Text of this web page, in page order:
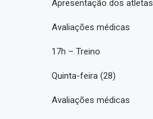
Apresentação dos atletas
Avaliações médicas
17h – Treino
Quinta-feira (28)
Avaliações médicas